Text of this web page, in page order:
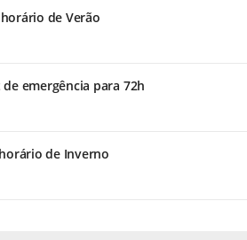
de Verão
emergência para 72h
de Inverno